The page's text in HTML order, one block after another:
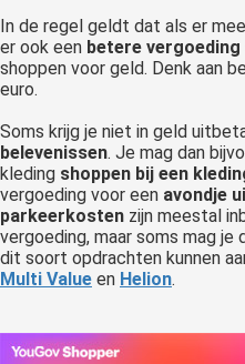
In de regel geldt dat als er
er ook een betere vergoeding
shoppen voor geld. Denk aan
euro.
Soms krijg je niet in geld
belevenissen. Je mag dan
kleding shoppen bij een
vergoeding voor een avondje
parkeerkosten zijn meestal
vergoeding, maar soms mag je
dit soort opdrachten kunnen
Multi Value en Helion.